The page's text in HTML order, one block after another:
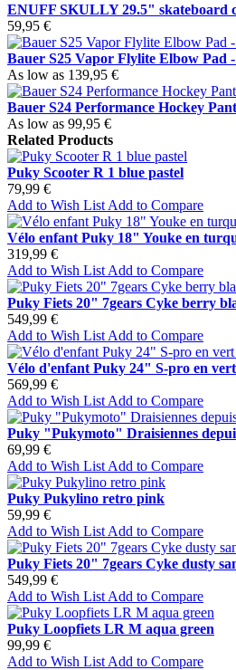
ENUFF SKULLY 29.5" skateboard
59,95 €
Bauer S25 Vapor Flylite Elbow Pad
As low as 139,95 €
Bauer S24 Performance Hockey
As low as 99,95 €
Related Products
Puky Scooter R 1 blue pastel
79,99 €
Add to Wish List Add to Compare
Vélo enfant Puky 18" Youke en
319,99 €
Add to Wish List Add to Compare
Puky Fiets 20" 7gears Cyke berry
549,99 €
Add to Wish List Add to Compare
Vélo d'enfant Puky 24" S-pro en
569,99 €
Add to Wish List Add to Compare
Puky "Pukymoto" Draisiennes
69,99 €
Add to Wish List Add to Compare
Puky Pukylino retro pink
59,99 €
Add to Wish List Add to Compare
Puky Fiets 20" 7gears Cyke dusty
549,99 €
Add to Wish List Add to Compare
Puky Loopfiets LR M aqua green
99,99 €
Add to Wish List Add to Compare